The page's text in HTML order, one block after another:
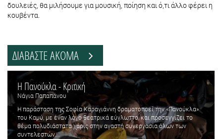
δουλειές, θα μιλήσουμε για μουσική, ποίηση και ό,τι άλλο φέρει η
κουβέντα.
ΔΙΑΒΑΣΤΕ ΑΚΟΜΑ
Η Πανούκλα - Κριτική
Νάγια Παπαπάνου
Η παράσταση της Σοφία Καραγιάννη δραματοποεί την «Πανούκλα»
του Καμύ, με έναν λόγο θεατρικά εύγλωττο, και προσεγγίζει το
θέμα πολυδιάστατα χάρις στην αγαστή συνεργασία όλων των
συντελεστών....